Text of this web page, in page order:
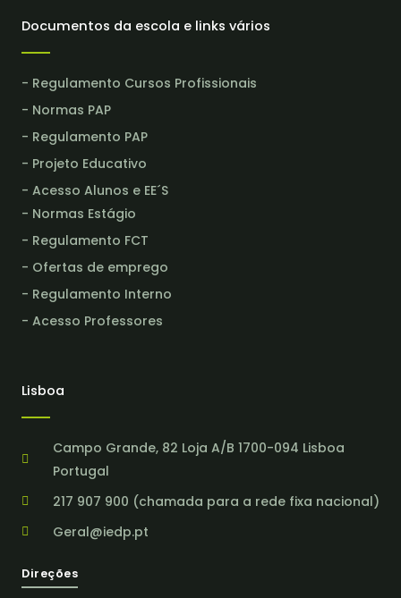
Documentos da escola e links vários
- Regulamento Cursos Profissionais
- Normas PAP
- Regulamento PAP
- Projeto Educativo
- Acesso Alunos e EE´S
- Normas Estágio
- Regulamento FCT
- Ofertas de emprego
- Regulamento Interno
- Acesso Professores
Lisboa
Campo Grande, 82 Loja A/B 1700-094 Lisboa
Portugal
217 907 900 (chamada para a rede fixa nacional)
Geral@iedp.pt
Direções